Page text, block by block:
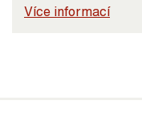
Více informací